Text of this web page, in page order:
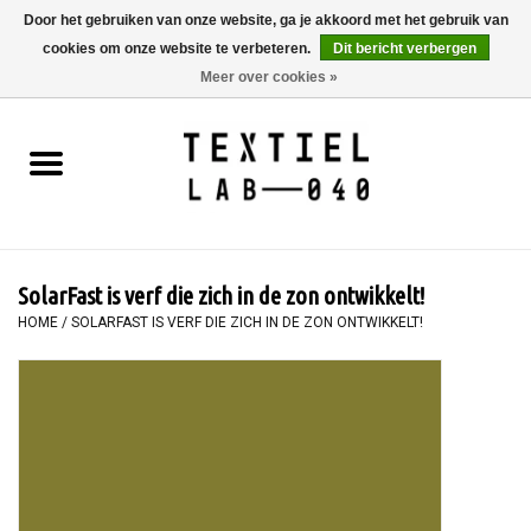
0 Artikelen - €0,00
BOEKEN
SCHILDEREN
SolarFast is verf die zich in de zon ontwikkelt!
HOME / SOLARFAST IS VERF DIE ZICH IN DE ZON ONTWIKKELT!
Door het gebruiken van onze website, ga je akkoord met het gebruik van
cookies om onze website te verbeteren.
Dit bericht verbergen
Meer over cookies »